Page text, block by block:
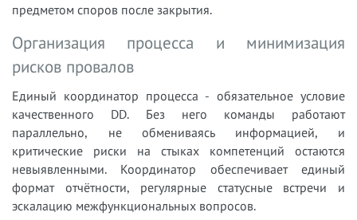
предметом споров после закрытия.
Организация процесса и минимизация
рисков провалов
Единый координатор процесса - обязательное условие
качественного DD. Без него команды работают
параллельно, не обмениваясь информацией, и
критические риски на стыках компетенций остаются
невыявленными. Координатор обеспечивает единый
формат отчётности, регулярные статусные встречи и
эскалацию межфункциональных вопросов.